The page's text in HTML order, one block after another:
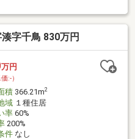
原幼稚園まで約120m徒歩2
所川原第一中学校まで約
停まで約400m徒歩5分/ELM
まで約700m徒歩9分＊その他
買主様負担)＞/南側道路と敷
についてはお問い合わせく
字千鳥 830万円
万円
:-）
積366.21m2
域１種住居
率60%
200%
件なし